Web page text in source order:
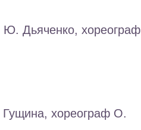
Дьяченко, хореограф
хореограф О.